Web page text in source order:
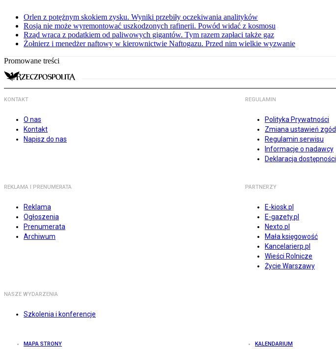
Orlen z potężnym skokiem zysku. Wyniki przebiły oczekiwania analityków
Rosja nie może wyremontować uszkodzonych rafinerii. Powód widać z kosmosu
Rząd wraca z podatkiem od paliwowych gigantów. Tym razem zapłaci także gaz
Żołnierz i menedżer naftowy w kierownictwie Naftogazu. Przed nim wielkie wyzwanie
Promowane treści
KONTAKT
O nas
Kontakt
Napisz do nas
REGULAMIN
Polityka Prywatności
Zmiana ustawień zgód
Regulamin serwisu
Informacje o nadawcy
Deklaracja dostępności
REKLAMA I PRENUMERATA
Reklama
Ogłoszenia
Prenumerata
Archiwum
PARTNERZY
E-kiosk.pl
E-gazety.pl
Nexto.pl
Mała księgowość
Kancelarierp.pl
Wieści Rolnicze
Życie Warszawy
NASZE WYDARZENIA
Szkolenia i konferencje
MAPA STRONY KALENDARIUM